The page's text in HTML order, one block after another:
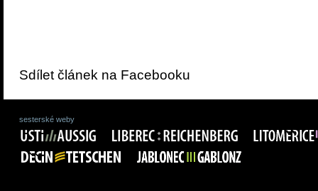
Sdílet článek na Facebooku
sesterské weby